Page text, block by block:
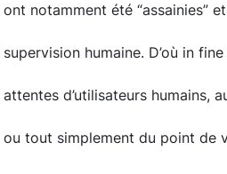
ont notamment été “assainies”
supervision humaine. D’où in
attentes d’utilisateurs humains,
ou tout simplement du point de